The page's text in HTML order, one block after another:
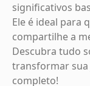
significativos
Ele é ideal para
compartilhe a
Descubra tudo
transformar
completo!